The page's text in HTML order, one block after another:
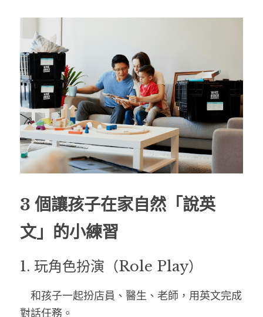
3 個讓孩子在家自然「說英
文」的小練習
1. 玩角色扮演（Role Play）
和孩子一起扮店員、醫生、老師，用英文完成
對話任務。